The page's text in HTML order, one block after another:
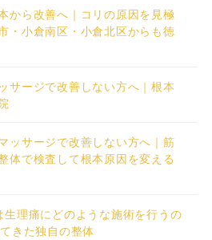
から改善へ｜コリの原因を見極
・小倉南区・小倉北区からも徳
サージで改善しない方へ｜根本
ッサージで改善しない方へ｜筋
体で検査して根本原因を変える
理痛にどのような施術を行うの
きた独自の整体